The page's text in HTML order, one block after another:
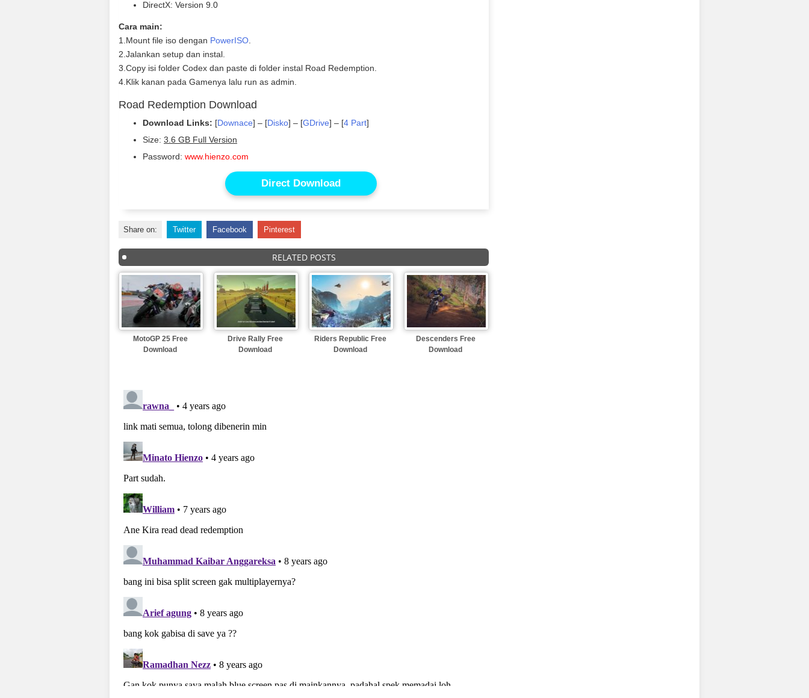
DirectX: Version 9.0
Cara main:
1.Mount file iso dengan PowerISO
2.Jalankan setup dan instal.
3.Copy isi folder Codex dan paste di folder instal Road Redemption.
4.Klik kanan pada Gamenya lalu run as admin.
Road Redemption Download
Download Links: [Downace] – [Disko] – [GDrive] – [4 Part]
Size: 3.6 GB Full Version
Password: www.hienzo.com
Direct Download
Share on: Twitter Facebook Pinterest
RELATED POSTS
MotoGP 25 Free
Download
Drive Rally Free
Download
Riders Republic Free
Download
Descenders Free
Download